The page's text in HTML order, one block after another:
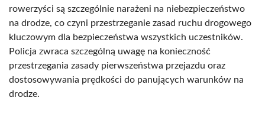
rowerzyści są szczególnie narażeni na niebezpieczeństwo
na drodze, co czyni przestrzeganie zasad ruchu drogowego
kluczowym dla bezpieczeństwa wszystkich uczestników.
Policja zwraca szczególną uwagę na konieczność
przestrzegania zasady pierwszeństwa przejazdu oraz
dostosowywania prędkości do panujących warunków na
drodze.